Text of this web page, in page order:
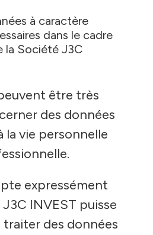
à caractère
dans le cadre
la Société J3C
être très
des données
la vie personnelle
expressément
INVEST puisse
traiter des données